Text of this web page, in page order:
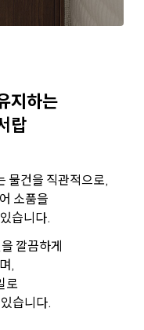
지하는
랍
물건을 직관적으로,
소품을
습니다.
깔끔하게
,
로
습니다.